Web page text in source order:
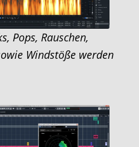
Pops, Rauschen,
Windstöße werden